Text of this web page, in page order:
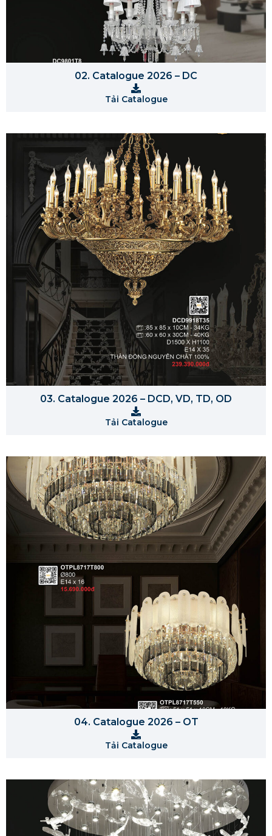
02. Catalogue 2026 – DC
Tải Catalogue
03. Catalogue 2026 – DCD, VD, TD, OD
Tải Catalogue
04. Catalogue 2026 – OT
Tải Catalogue